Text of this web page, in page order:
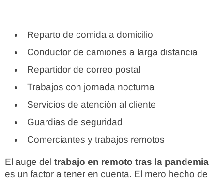
Reparto de comida a domicilio
Conductor de camiones a larga distancia
Repartidor de correo postal
Trabajos con jornada nocturna
Servicios de atención al cliente
Guardias de seguridad
Comerciantes y trabajos remotos
El auge del trabajo en remoto tras la pandemia
es un factor a tener en cuenta. El mero hecho de